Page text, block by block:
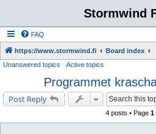
Stormwind
FAQ
https://www.stormwind.fi Board index
Unanswered topics Active topics
Programmet
Post Reply
4 posts • Page 1